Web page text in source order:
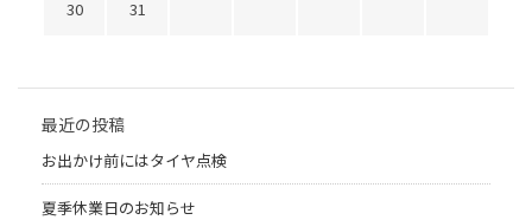
30
31
最近の投稿
お出かけ前にはタイヤ点検
夏季休業日のお知らせ